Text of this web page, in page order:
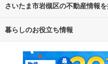
路線・駅から探す
通勤・通学時間から探す
さいたま市岩槻区の不動産情報
不動産・住宅
新築マンション
暮らしのお役立ち情報
マンションカタログ